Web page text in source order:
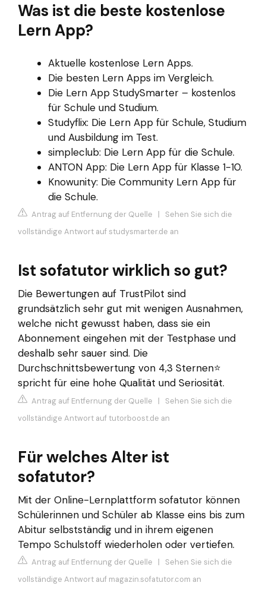
Was ist die beste kostenlose
Lern App?
Aktuelle kostenlose Lern Apps.
Die besten Lern Apps im Vergleich.
Die Lern App StudySmarter – kostenlos
für Schule und Studium.
Studyflix: Die Lern App für Schule, Studium
und Ausbildung im Test.
simpleclub: Die Lern App für die Schule.
ANTON App: Die Lern App für Klasse 1-10.
Knowunity: Die Community Lern App für
die Schule.
Antrag auf Entfernung der Quelle | Sehen Sie sich die
vollständige Antwort auf studysmarter.de an
Ist sofatutor wirklich so gut?
Die Bewertungen auf TrustPilot sind
grundsätzlich sehr gut mit wenigen Ausnahmen,
welche nicht gewusst haben, dass sie ein
Abonnement eingehen mit der Testphase und
deshalb sehr sauer sind. Die
Durchschnittsbewertung von 4,3 Sternen⭐
spricht für eine hohe Qualität und Seriosität.
Antrag auf Entfernung der Quelle | Sehen Sie sich die
vollständige Antwort auf tutorboost.de an
Für welches Alter ist
sofatutor?
Mit der Online-Lernplattform sofatutor können
Schülerinnen und Schüler ab Klasse eins bis zum
Abitur selbstständig und in ihrem eigenen
Tempo Schulstoff wiederholen oder vertiefen.
Antrag auf Entfernung der Quelle | Sehen Sie sich die
vollständige Antwort auf magazin.sofatutor.com an